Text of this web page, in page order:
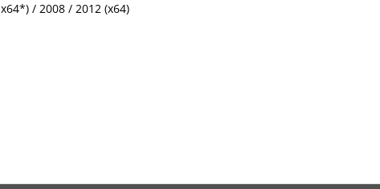
/ 2008 / 2012 (х64)